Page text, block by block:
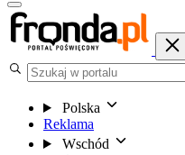
Polska
Reklama
Wschód